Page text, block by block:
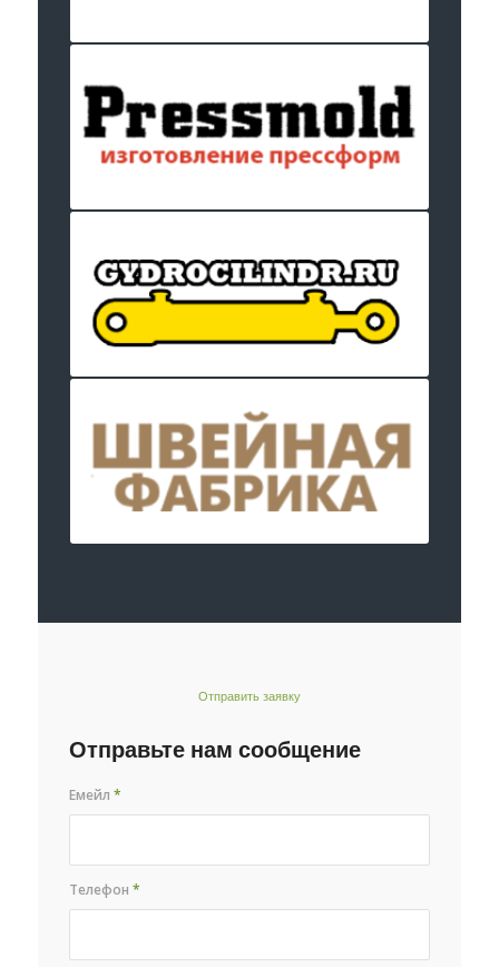
Отправить заявку
Отправьте нам сообщение
Емейл*
Телефон*